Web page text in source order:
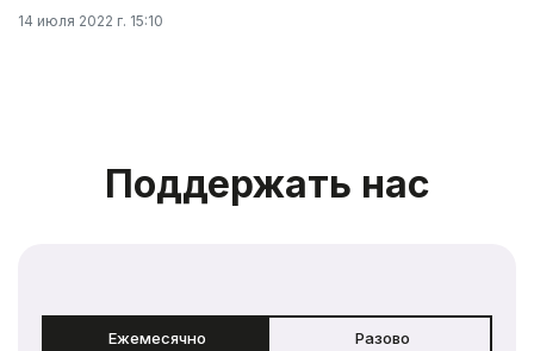
14 июля 2022 г. 15:10
Поддержать нас
Ежемесячно Разово